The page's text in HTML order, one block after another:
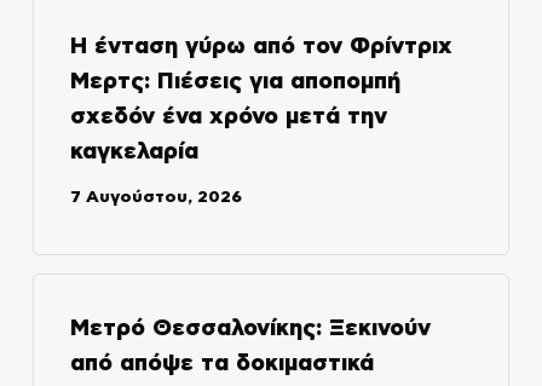
Η ένταση γύρω από τον Φρίντριχ
Μερτς: Πιέσεις για αποπομπή
σχεδόν ένα χρόνο μετά την
καγκελαρία
7 Αυγούστου, 2026
Μετρό Θεσσαλονίκης: Ξεκινούν
από απόψε τα δοκιμαστικά